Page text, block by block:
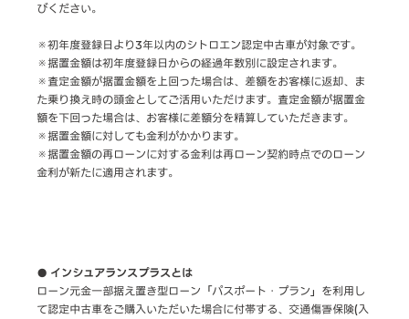
びください。
※初年度登録日より3年以内のシトロエン認定中古車が対象です。
※据置金額は初年度登録日からの経過年数別に設定されます。
※査定金額が据置金額を上回った場合は、差額をお客様に返却、ま
た乗り換え時の頭金としてご活用いただけます。査定金額が据置金
額を下回った場合は、お客様に差額分を精算していただきます。
※据置金額に対しても金利がかかります。
※据置金額の再ローンに対する金利は再ローン契約時点でのローン
金利が新たに適用されます。
● インシュアランスプラスとは
ローン元金一部据え置き型ローン「パスポート・プラン」を利用し
て認定中古車をご購入いただいた場合に付帯する、交通傷害保険(入